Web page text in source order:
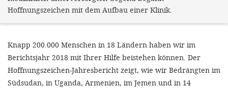
Hoffnungszeichen mit dem Aufbau einer Klinik.
Knapp 200.000 Menschen in 18 Ländern haben wir im
Berichtsjahr 2018 mit Ihrer Hilfe beistehen können. Der
Hoffnungszeichen-Jahresbericht zeigt, wie wir Bedrängten im
Südsudan, in Uganda, Armenien, im Jemen und in 14